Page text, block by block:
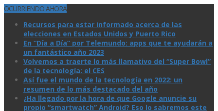
OCURRIENDO AHORA
Recursos para estar informado acerca de las
elecciones en Estados Unidos y Puerto Rico
En “Día a Día” por Telemundo: apps que te ayudarán a
un fantástico año 2023
Volvemos a traerte lo más llamativo del “Super Bowl”
de la tecnologí­a: el CES
Así­ fue el mundo de la tecnologí­a en 2022: un
resumen de lo más destacado del año
¿Ha llegado por la hora de que Google anuncie su
propio “smartwatch” Android? Eso lo sabremos este